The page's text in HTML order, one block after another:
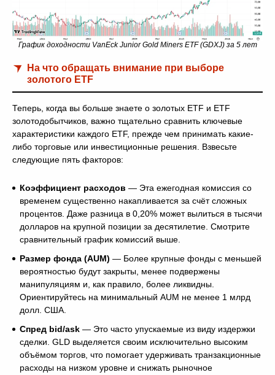
График доходности VanEck Junior Gold Miners ETF (GDXJ) за 5 лет
На что обращать внимание при выборе
золотого ETF
Теперь, когда вы больше знаете о золотых ETF и ETF
золотодобытчиков, важно тщательно сравнить ключевые
характеристики каждого ETF, прежде чем принимать какие-
либо торговые или инвестиционные решения. Взвесьте
следующие пять факторов:
Коэффициент расходов — Эта ежегодная комиссия со
временем существенно накапливается за счёт сложных
процентов. Даже разница в 0,20% может вылиться в тысячи
долларов на крупной позиции за десятилетие. Смотрите
сравнительный график комиссий выше.
Размер фонда (AUM) — Более крупные фонды с меньшей
вероятностью будут закрыты, менее подвержены
манипуляциям и, как правило, более ликвидны.
Ориентируйтесь на минимальный AUM не менее 1 млрд
долл. США.
Спред bid/ask — Это часто упускаемые из виду издержки
сделки. GLD выделяется своим исключительно высоким
объёмом торгов, что помогает удерживать транзакционные
расходы на низком уровне и снижать рыночное